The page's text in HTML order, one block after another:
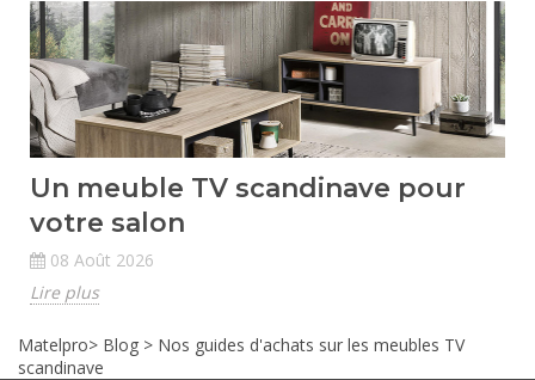
Un meuble TV scandinave pour
votre salon
08 Août 2026
Lire plus
Matelpro> Blog > Nos guides d'achats sur les meubles TV
scandinave